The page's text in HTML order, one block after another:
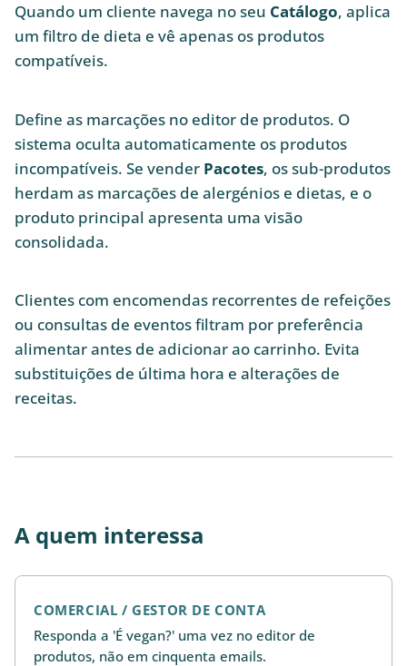
Quando um cliente navega no seu Catálogo, aplica
um filtro de dieta e vê apenas os produtos
compatíveis.
Define as marcações no editor de produtos. O
sistema oculta automaticamente os produtos
incompatíveis. Se vender Pacotes, os sub-produtos
herdam as marcações de alergénios e dietas, e o
produto principal apresenta uma visão
consolidada.
Clientes com encomendas recorrentes de refeições
ou consultas de eventos filtram por preferência
alimentar antes de adicionar ao carrinho. Evita
substituições de última hora e alterações de
receitas.
A quem interessa
COMERCIAL / GESTOR DE CONTA
Responda a 'É vegan?' uma vez no editor de
produtos, não em cinquenta emails.